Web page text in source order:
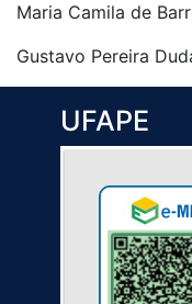
Maria Camila de
Gustavo Pereira
UFAPE